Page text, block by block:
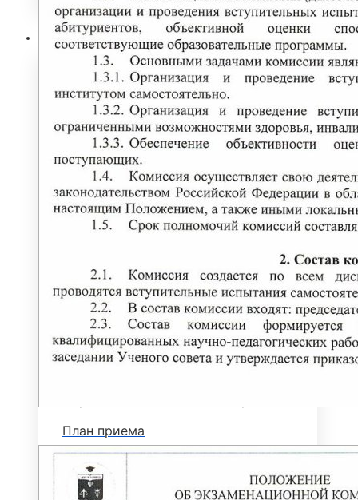
Абитуриенту
ИНФОРМАЦИЯ ДЛЯ АБИТУРИЕНТОВ
ВЫСШЕЕ ОБРАЗОВАНИЕ
(БАКАЛАВРИАТ)
Перечень направлений и
вступительных испытаний
Стоимость обучения
Сроки зачисления
Сроки подачи документов
Программы вступительных испытаний
Основные сведения о ЕГЭ
План приема
Особые права и преимущества
Учет индивидуальных достижений